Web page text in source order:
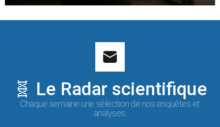
🧬 Le Radar scientifique
Chaque semaine une sélection de nos enquêtes et
analyses.